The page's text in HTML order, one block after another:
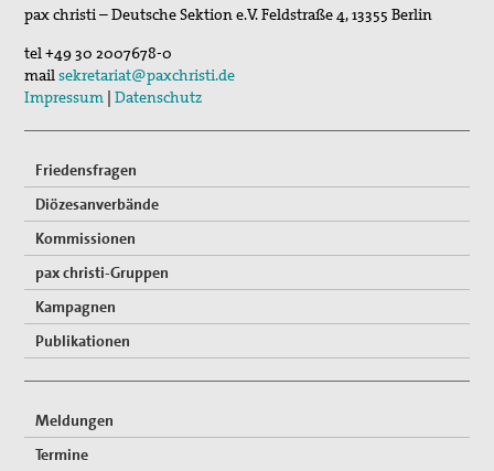
Sommerferien-Friedensliedersingen
29. Aug 2026
Fahrradpilgertour 2026
pax christi – Deutsche Sektion e.V.Feldstraße 4,13355 Berlin
tel+49 30 2007678-0
mailsekretariat@paxchristi.de
Impressum |Datenschutz
Friedensfragen
Diözesanverbände
Kommissionen
pax christi-Gruppen
Kampagnen
Publikationen
Meldungen
Termine